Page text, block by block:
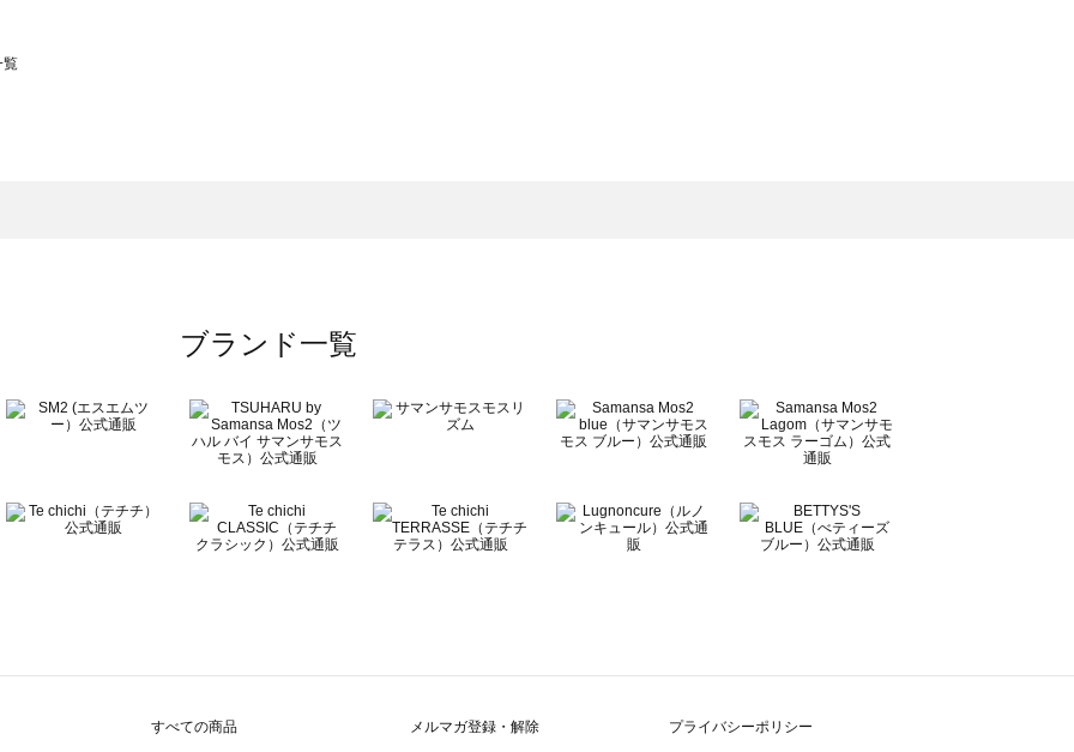
覧
ブランド一覧
すべての商品 メルマガ登録・解除 プライバシーポリシー